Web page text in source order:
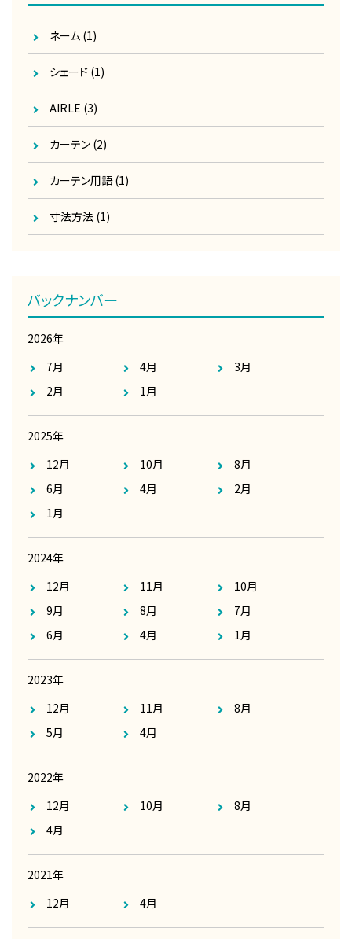
寸法方法 (1)
カーテン用語(1)
カーテン (2)
AIRLE (3)
シェード (1)
ネーム (1)
バックナンバー
2026年
7月
4月
3月
2月
1月
2025年
12月
10月
8月
6月
4月
2月
1月
2024年
12月
11月
10月
9月
8月
7月
6月
4月 1月
2023年
12月
11月
8月
5月
4月
2022年
12月
10月
8月
4月
2021年
12月
4月